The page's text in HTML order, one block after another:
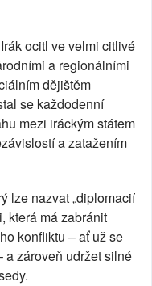
ocitl ve velmi citlivé
a regionálními
dějištěm
se každodenní
mezi iráckým státem
a zatažením
lze nazvat „diplomacií
která má zabránit
konfliktu – ať už se
a zároveň udržet silné